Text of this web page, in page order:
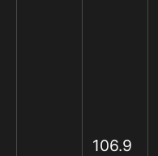
106.9